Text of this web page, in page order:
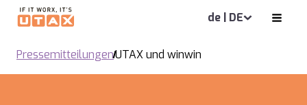
de | DE
PressemitteilungenUTAX und winwin